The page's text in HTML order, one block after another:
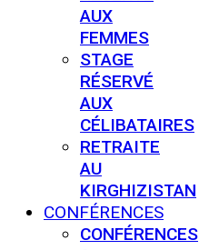
AUX
FEMMES
STAGE
RÉSERVÉ
AUX
CÉLIBATAIRES
RETRAITE
AU
KIRGHIZISTAN
CONFÉRENCES
CONFÉRENCES